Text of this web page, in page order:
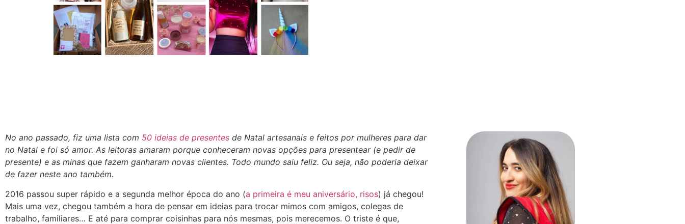
No ano passado, fiz uma lista com 50 ideias de presentes de Natal artesanais e feitos por mulheres para dar
no Natal e foi só amor. As leitoras amaram porque conheceram novas opções para presentear (e pedir de
presente) e as minas que fazem ganharam novas clientes. Todo mundo saiu feliz. Ou seja, não poderia deixar
de fazer neste ano também.
2016 passou super rápido e a segunda melhor época do ano (a primeira é meu aniversário, risos) já chegou!
Mais uma vez, chegou também a hora de pensar em ideias para trocar mimos com amigos, colegas de
trabalho, familiares… E até para comprar coisinhas para nós mesmas, pois merecemos. O triste é que,